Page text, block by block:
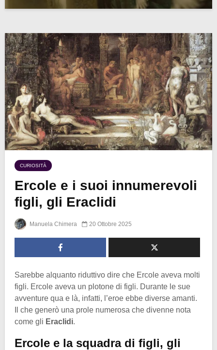
CURIOSITÀ
Ercole e i suoi innumerevoli
figli, gli Eraclidi
Manuela Chimera 20 Ottobre 2025
Sarebbe alquanto riduttivo dire che Ercole aveva molti
figli. Ercole aveva un plotone di figli. Durante le sue
avventure qua e là, infatti, l’eroe ebbe diverse amanti.
Il che generò una prole numerosa che divenne nota
come gli Eraclidi.
Ercole e la squadra di figli, gli